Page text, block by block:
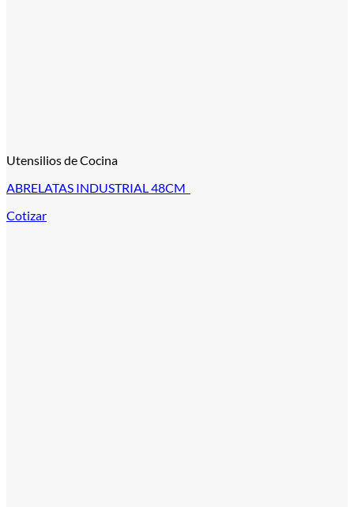
Utensilios de Cocina
ABRELATAS INDUSTRIAL 48CM
Cotizar